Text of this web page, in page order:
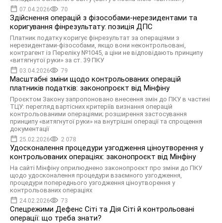
07.04.2026 70
Здійснення операцій з фізособами-нерезидентами та
коригування фінрезультату: позиція ДПС
Платник податку коригує фінрезультат за операціями з
нерезидентами-фізособами, якщо вони неконтрольовані,
контрагент із Переліку №1045, а ціни не відповідають принципу
«витягнутої руки» за ст. 39 ПКУ
03.04.2026 79
Масштабні зміни щодо контрольованих операцій
платників податків: законопроєкт від Мінфіну
Проєктом Закону запропоновано внесення змін до ПКУ в частині
ТЦУ: перегляд вартісних критеріїв визнання операцій
контрольованими операціями; розширення застосування
принципу «витягнутої руки» на внутрішні операції та спрощення
документації
25.02.2026 2 078
Удосконалення процедури узгодження ціноутворення у
контрольованих операціях: законопроєкт від Мінфіну
На сайті Мінфіну оприлюднено законопроєкт про зміни до ПКУ
щодо удосконалення процедури взаємного узгодження,
процедури попереднього узгодження ціноутворення у
контрольованих операціях
24.02.2026 73
Спецрежими Дефенс Сіті та Дія Сіті й контрольовані
операції: що треба знати?